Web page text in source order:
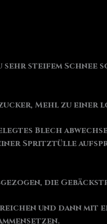
sehr steifem
Mehl zu
Blech
Spritztülle
die
und dann mit